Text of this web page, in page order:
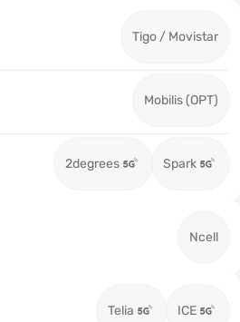
Tigo / Movistar
Mobilis (OPT)
2degrees Spark
Ncell
Telia ICE